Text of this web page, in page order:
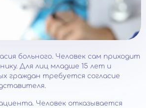
больного. Человек сам приходит
Для лиц младше 15 лет и
граждан требуется согласие
Человек отказывается